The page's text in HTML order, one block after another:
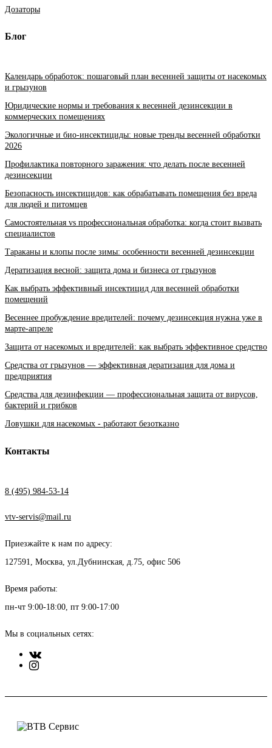
Дозаторы
Блог
Календарь обработок: пошаговый план весенней защиты от насекомых
и грызунов
Юридические нормы и требования к весенней дезинсекции в
коммерческих помещениях
Экологичные и био-инсектициды: новые тренды весенней обработки
2026
Профилактика повторного заражения: что делать после весенней
дезинсекции
Безопасность инсектицидов: как обрабатывать помещения без вреда
для людей и питомцев
Самостоятельная vs профессиональная обработка: когда стоит вызвать
специалистов
Тараканы и клопы после зимы: особенности весенней дезинсекции
Дератизация весной: защита дома и бизнеса от грызунов
Как выбрать эффективный инсектицид для весенней обработки
помещений
Весеннее пробуждение вредителей: почему дезинсекция нужна уже в
марте-апреле
Защита от насекомых и вредителей: как выбрать эффективное средство
Средства от грызунов — эффективная дератизация для дома и
предприятия
Средства для дезинфекции — профессиональная защита от вирусов,
бактерий и грибков
Ловушки для насекомых - работают безотказно
Контакты
8 (495) 984-53-14
vtv-servis@mail.ru
Приезжайте к нам по адресу:
127591, Москва, ул.Дубнинская, д.75, офис 506
Время работы:
пн-чт 9:00-18:00, пт 9:00-17:00
Мы в социальных сетях: